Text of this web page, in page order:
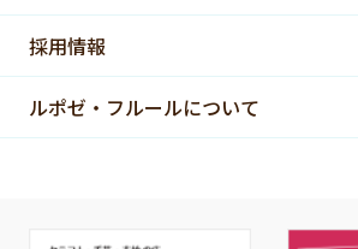
採用情報
ルポゼ・フルールについて